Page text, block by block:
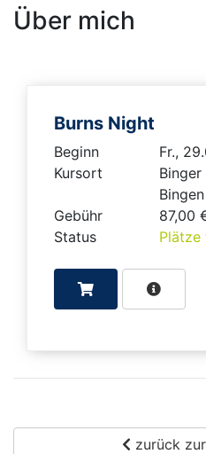
Über mich
Burns Night
Beginn
Fr.,
Kursort
Bingen
Gebühr
87,00
Status
Plätze
zurück